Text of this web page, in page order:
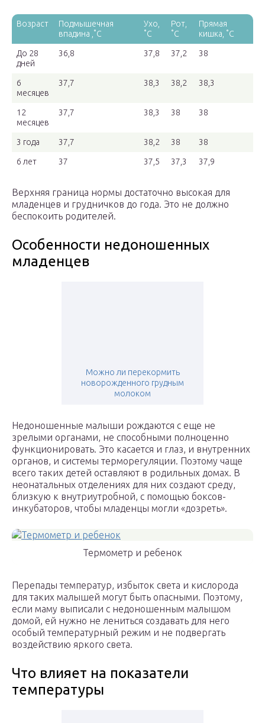
Возраст
Подмышечная
впадина ,˚C
Ухо,
˚C
Рот,
˚C
Прямая
кишка, ˚C
До 28
дней
36,8 37,8 37,2 38
6
месяцев
37,7 38,3 38,2 38,3
12
месяцев
37,7 38,3 38 38
3 года 37,7 38,2 38 38
6 лет 37 37,5 37,3 37,9
Верхняя граница нормы достаточно высокая для
младенцев и грудничков до года. Это не должно
беспокоить родителей.
Особенности недоношенных
младенцев
Можно ли перекормить
новорожденного грудным
молоком
Недоношенные малыши рождаются с еще не
зрелыми органами, не способными полноценно
функционировать. Это касается и глаз, и внутренних
органов, и системы терморегуляции. Поэтому чаще
всего таких детей оставляют в родильных домах. В
неонатальных отделениях для них создают среду,
близкую к внутриутробной, с помощью боксов-
инкубаторов, чтобы младенцы могли «дозреть».
Термометр и ребенок
Перепады температур, избыток света и кислорода
для таких малышей могут быть опасными. Поэтому,
если маму выписали с недоношенным малышом
домой, ей нужно не лениться создавать для него
особый температурный режим и не подвергать
воздействию яркого света.
Что влияет на показатели
температуры